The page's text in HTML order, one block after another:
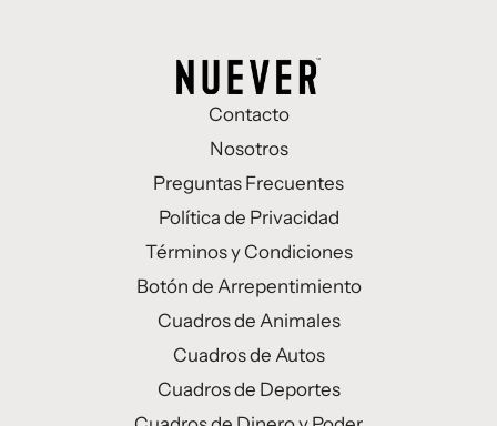
Contacto
Nosotros
Preguntas Frecuentes
Política de Privacidad
Términos y Condiciones
Botón de Arrepentimiento
Cuadros de Animales
Cuadros de Autos
Cuadros de Deportes